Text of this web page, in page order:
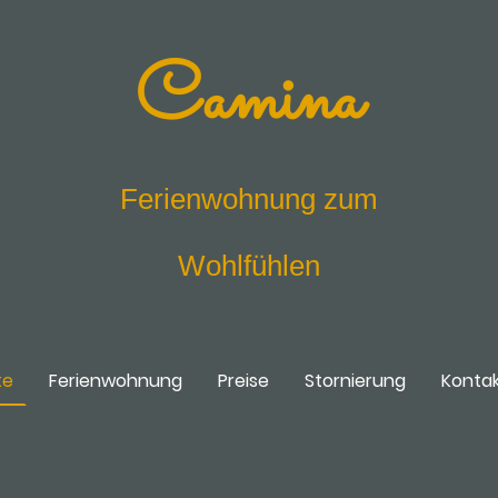
Camina
Ferienwohnung zum
Wohlfühlen
Ferienwohnung Preise Stornierung